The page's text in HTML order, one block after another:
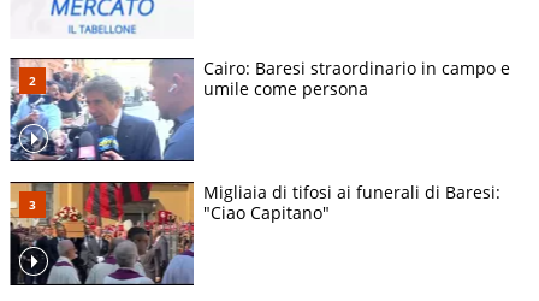
Cairo: Baresi straordinario in campo e
umile come persona
Migliaia di tifosi ai funerali di Baresi:
"Ciao Capitano"